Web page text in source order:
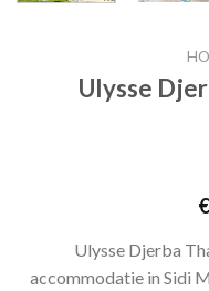
Ulysse
€
Ulysse Djerba
accommodatie in Sidi